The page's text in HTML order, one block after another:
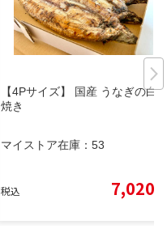
【4Pサイズ】 国産 うなぎの白
焼き
マイストア在庫： 53
税込 7,020